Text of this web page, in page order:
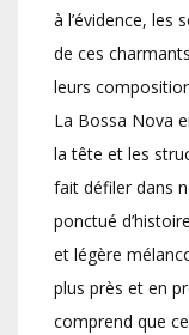
à l’évidence, les
de ces
leurs
La Bossa Nova
la tête et les
fait défiler dans
ponctué
et légère
plus près et en
comprend que